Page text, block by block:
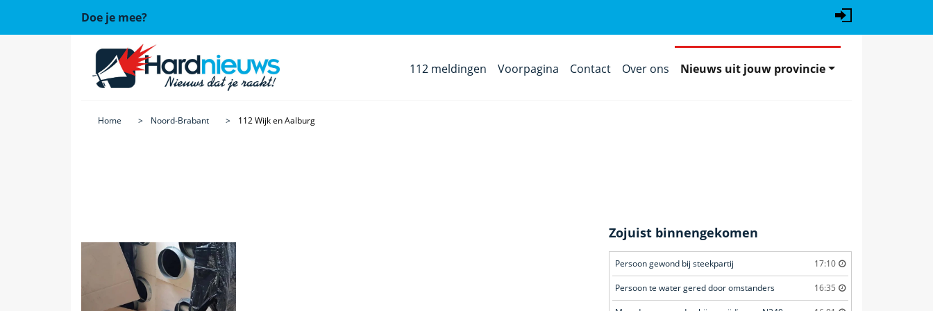
Doe je mee?
112 meldingen Voorpagina Contact Over ons Nieuws uit jouw provincie
Home Noord-Brabant 112 Wijk en Aalburg
Zojuist binnengekomen
Persoon gewond bij steekpartij 17:10
Persoon te water gered door omstanders 16:35